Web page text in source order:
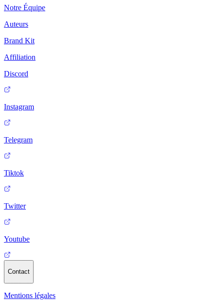
Notre Équipe
Auteurs
Brand Kit
Affiliation
Discord
Instagram
Telegram
Tiktok
Twitter
Youtube
Contact
Mentions légales